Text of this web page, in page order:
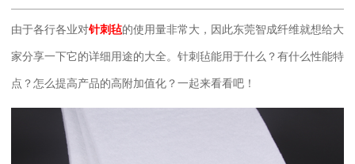
由于各行各业对针刺毡的使用量非常大，因此东莞智成纤维就想给大
家分享一下它的详细用途的大全。针刺毡能用于什么？有什么性能特
点？怎么提高产品的高附加值化？一起来看看吧！